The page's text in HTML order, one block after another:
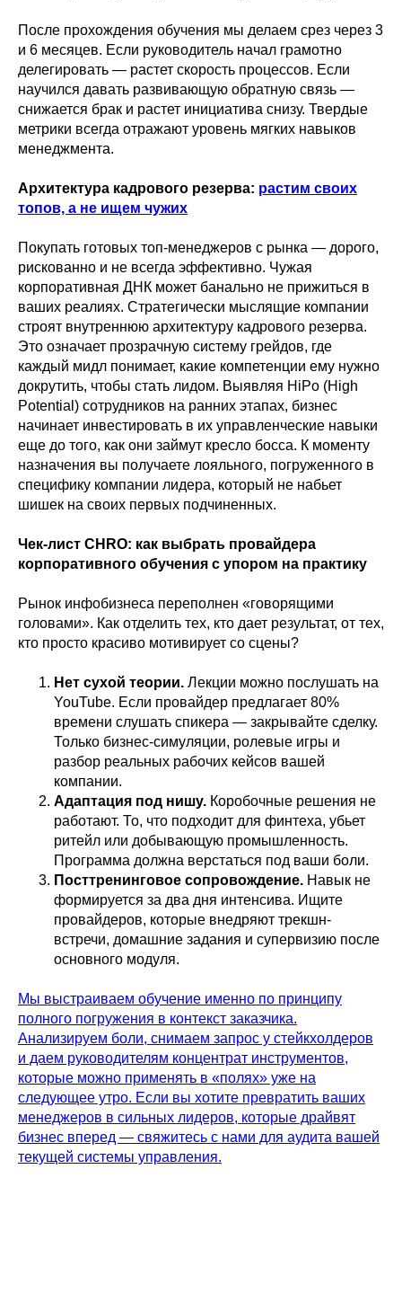
После прохождения обучения мы делаем срез через 3
и 6 месяцев. Если руководитель начал грамотно
делегировать — растет скорость процессов. Если
научился давать развивающую обратную связь —
снижается брак и растет инициатива снизу. Твердые
метрики всегда отражают уровень мягких навыков
менеджмента.
Архитектура кадрового резерва: растим своих
топов, а не ищем чужих
Покупать готовых топ-менеджеров с рынка — дорого,
рискованно и не всегда эффективно. Чужая
корпоративная ДНК может банально не прижиться в
ваших реалиях. Стратегически мыслящие компании
строят внутреннюю архитектуру кадрового резерва.
Это означает прозрачную систему грейдов, где
каждый мидл понимает, какие компетенции ему нужно
докрутить, чтобы стать лидом. Выявляя HiPo (High
Potential) сотрудников на ранних этапах, бизнес
начинает инвестировать в их управленческие навыки
еще до того, как они займут кресло босса. К моменту
назначения вы получаете лояльного, погруженного в
специфику компании лидера, который не набьет
шишек на своих первых подчиненных.
Чек-лист CHRO: как выбрать провайдера
корпоративного обучения с упором на практику
Рынок инфобизнеса переполнен «говорящими
головами». Как отделить тех, кто дает результат, от тех,
кто просто красиво мотивирует со сцены?
Нет сухой теории. Лекции можно послушать на
YouTube. Если провайдер предлагает 80%
времени слушать спикера — закрывайте сделку.
Только бизнес-симуляции, ролевые игры и
разбор реальных рабочих кейсов вашей
компании.
Адаптация под нишу. Коробочные решения не
работают. То, что подходит для финтеха, убьет
ритейл или добывающую промышленность.
Программа должна верстаться под ваши боли.
Посттренинговое сопровождение. Навык не
формируется за два дня интенсива. Ищите
провайдеров, которые внедряют трекшн-
встречи, домашние задания и супервизию после
основного модуля.
Мы выстраиваем обучение именно по принципу
полного погружения в контекст заказчика.
Анализируем боли, снимаем запрос у стейкхолдеров
и даем руководителям концентрат инструментов,
которые можно применять в «полях» уже на
следующее утро. Если вы хотите превратить ваших
менеджеров в сильных лидеров, которые драйвят
бизнес вперед — свяжитесь с нами для аудита вашей
текущей системы управления.